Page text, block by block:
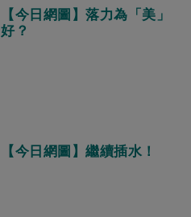
【今日網圖】落力為「美」
好？
【今日網圖】繼續插水！